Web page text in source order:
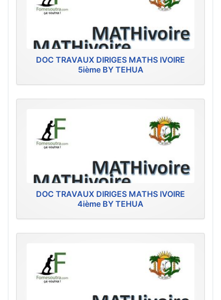
DOC TRAVAUX DIRIGES MATHS IVOIRE
5ième BY TEHUA
DOC TRAVAUX DIRIGES MATHS IVOIRE
4ième BY TEHUA